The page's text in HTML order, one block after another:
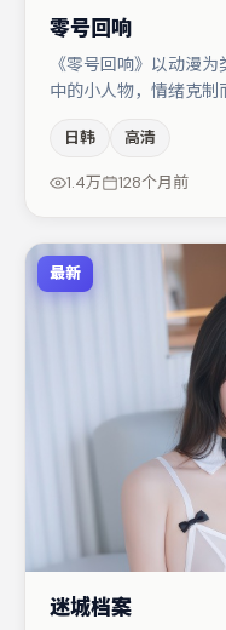
零号回响
《零号回响》以动漫
中的小人物，情绪克制
的对手戏构成全片情
层层揭开。整体完成
日韩 高清
1.4万 128个月前
最新
迷城档案